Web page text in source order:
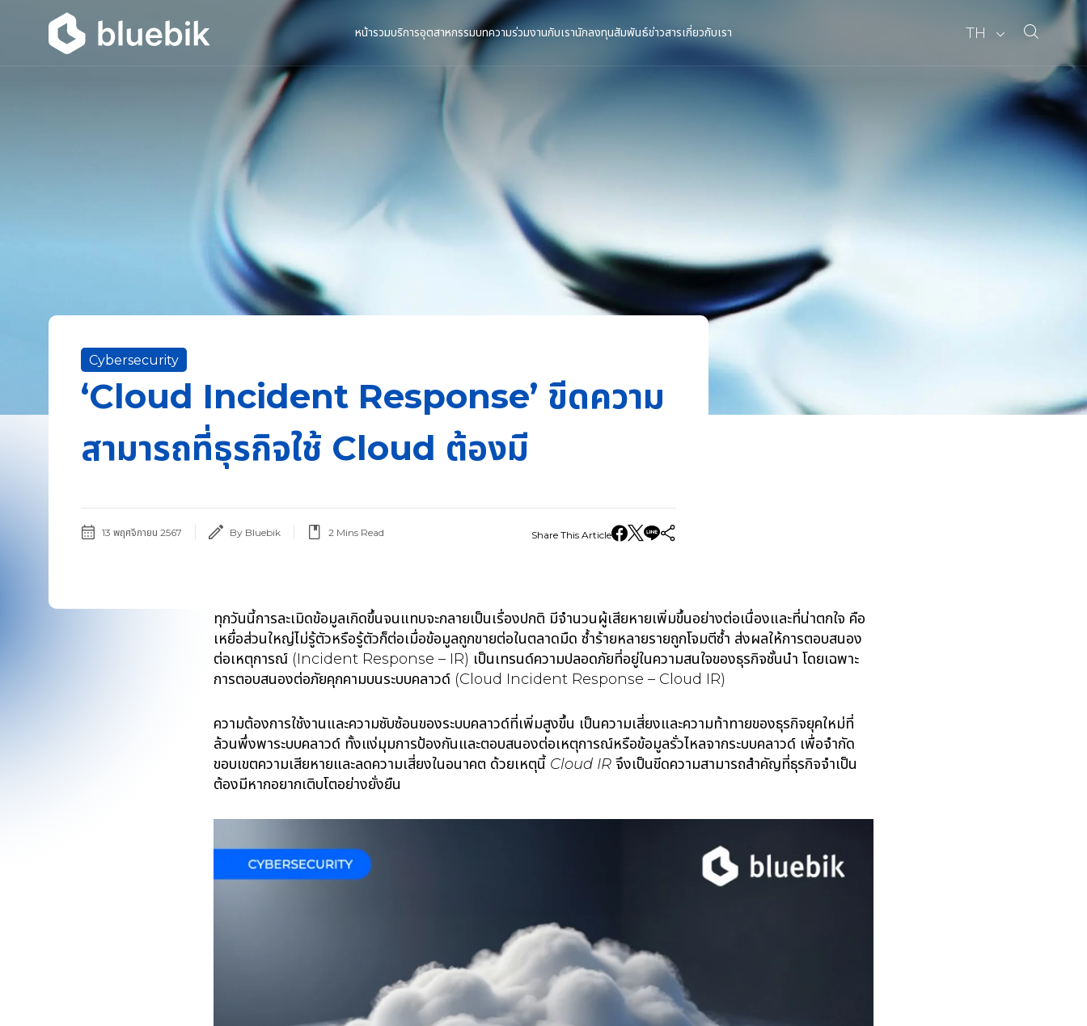
หน้ารวมบริการอุตสาหกรรมบทความร่วมงานกับเรานักลงทุนสัมพันธ์ข่าวสารเกี่ยวกับเรา TH
Cybersecurity
‘Cloud Incident Response’ ขีดความ
สามารถที่ธุรกิจใช้ Cloud ต้องมี
13 พฤศจิกายน 2567 By Bluebik 2 Mins Read Share This Article
ทุกวันนี้การละเมิดข้อมูลเกิดขึ้นจนแทบจะกลายเป็นเรื่องปกติ มีจำนวนผู้เสียหายเพิ่มขึ้นอย่างต่อเนื่องและที่น่าตกใจ คือ
เหยื่อส่วนใหญ่ไม่รู้ตัวหรือรู้ตัวก็ต่อเมื่อข้อมูลถูกขายต่อในตลาดมืด ซ้ำร้ายหลายรายถูกโจมตีซ้ำ ส่งผลให้การตอบสนอง
ต่อเหตุการณ์ (Incident Response – IR) เป็นเทรนด์ความปลอดภัยที่อยู่ในความสนใจของธุรกิจชั้นนำ โดยเฉพาะ
การตอบสนองต่อภัยคุกคามบนระบบคลาวด์ (Cloud Incident Response – Cloud IR)
ความต้องการใช้งานและความซับซ้อนของระบบคลาวด์ที่เพิ่มสูงขึ้น เป็นความเสี่ยงและความท้าทายของธุรกิจยุคใหม่ที่
ล้วนพึ่งพาระบบคลาวด์ ทั้งแง่มุมการป้องกันและตอบสนองต่อเหตุการณ์หรือข้อมูลรั่วไหลจากระบบคลาวด์ เพื่อจำกัด
ขอบเขตความเสียหายและลดความเสี่ยงในอนาคต ด้วยเหตุนี้ Cloud IR จึงเป็นขีดความสามารถสำคัญที่ธุรกิจจำเป็น
ต้องมีหากอยากเติบโตอย่างยั่งยืน